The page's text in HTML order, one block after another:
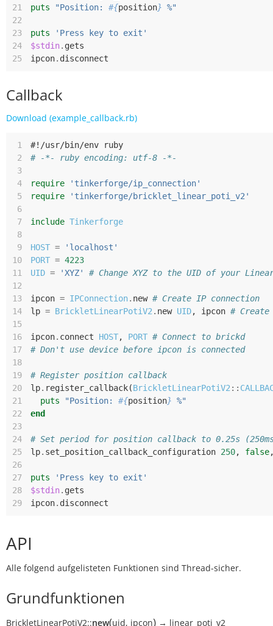
21
puts "Position: #{position} %"
22
23
puts
'Press key to exit'
24
$stdin. gets
25
ipcon. disconnect
Callback
Download (example_callback.rb)
1
#!/usr/bin/env ruby
2
# -*- ruby encoding: utf-8 -*-
3
4
require
'tinkerforge/ip_connection'
5
require
'tinkerforge/bricklet_linear_poti_v2'
6
7
include Tinkerforge
8
9
HOST =
'localhost'
10
PORT = 4223
11
UID = 'XYZ'
# Change XYZ to the UID of your
12
13
ipcon = IPConnection. new # Create IP connection
14
lp = BrickletLinearPotiV2 . new UID, ipcon #
15
16
ipcon. connect HOST, PORT # Connect to brickd
17
# Don't use device before ipcon is connected
18
19
# Register position callback
20
lp. register_callback(BrickletLinearPotiV2 ::
21
puts "Position: #{position} %"
22
end
23
24
# Set period for position callback to 0.25s
25
lp. set_position_callback_configuration 250, false
26
27
puts
'Press key to exit'
28
$stdin. gets
29
ipcon. disconnect
API
Alle folgend aufgelisteten Funktionen sind Thread-sicher.
Grundfunktionen
BrickletLinearPotiV2::new(uid, ipcon) → linear_poti_v2